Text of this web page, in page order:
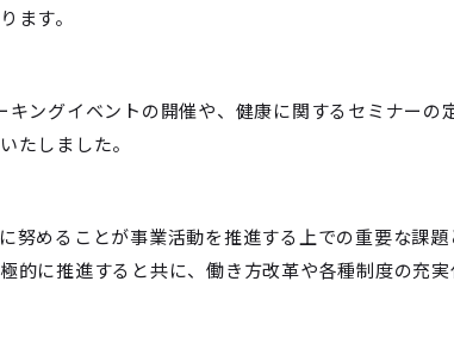
ます。
ングイベントの開催や、健康に関するセミナーの
たしました。
努めることが事業活動を推進する上での重要な課題
的に推進すると共に、働き方改革や各種制度の充